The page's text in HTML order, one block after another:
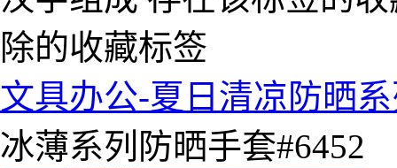
除的收藏标签
文具办公-夏日清凉防晒
冰薄系列防晒手套#6452